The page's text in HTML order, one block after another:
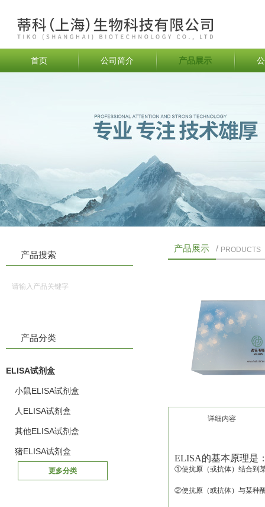
首页 公司简介 产品展示
产品搜索
产品分类
ELISA试剂盒
小鼠ELISA试剂盒
人ELISA试剂盒
其他ELISA试剂盒
猪ELISA试剂盒
更多分类
产品展示 / PRODUCTS
详细内容
ELISA的基本原理是
①使抗原（或抗体）结合到
②使抗原（或抗体）与某种